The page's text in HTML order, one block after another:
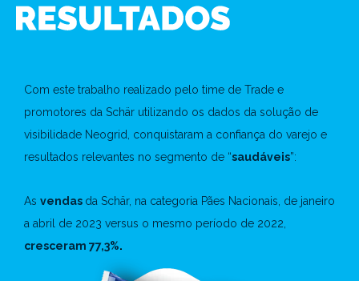
Com este trabalho realizado pelo time de Trade e
promotores da Schär utilizando os dados da solução de
visibilidade Neogrid, conquistaram a confiança do varejo e
resultados relevantes no segmento de “saudáveis”:
As vendas da Schär, na categoria Pães Nacionais, de janeiro
a abril de 2023 versus o mesmo período de 2022,
cresceram 77,3%.